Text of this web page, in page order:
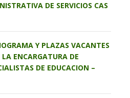
DE SERVICIOS CAS
Y PLAZAS VACANTES
LA ENCARGATURA DE
DE EDUCACION –